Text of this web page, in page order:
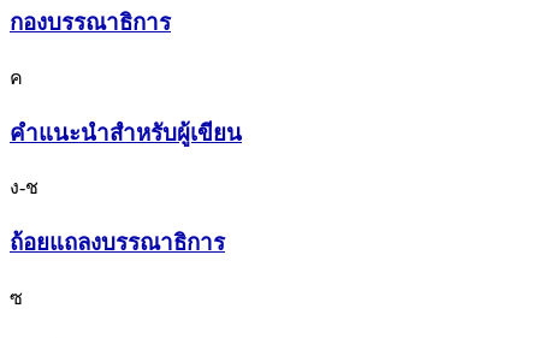
กองบรรณาธิการ
ค
คำแนะนำสำหรับผู้เขียน
ง-ช
ถ้อยแถลงบรรณาธิการ
ซ